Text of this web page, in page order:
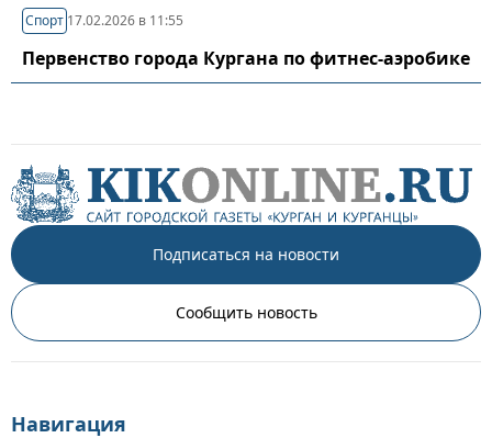
Спорт 17.02.2026 в 11:55
Первенство города Кургана по фитнес-аэробике
Подписаться на новости
Сообщить новость
Навигация